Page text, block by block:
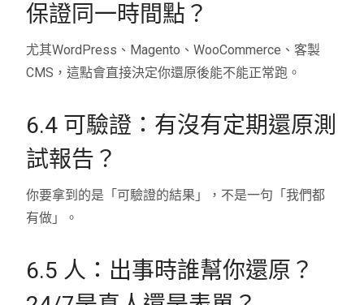
保證同一時間點？
尤其WordPress、Magento、WooCommerce、客製
CMS，這點會直接決定你還原後能不能正常跑。
6.4 可驗證：有沒有定期還原測
試報告？
你要拿到的是「可驗證的結果」，不是一句「我們都
有做」。
6.5 人：出事時誰幫你還原？